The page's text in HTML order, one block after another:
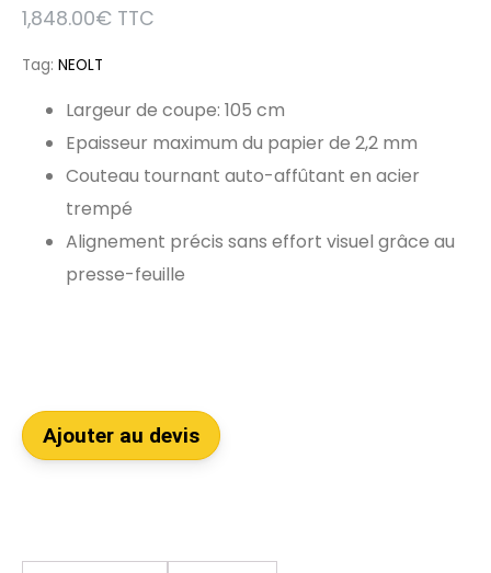
1,848.00€ TTC
Tag: NEOLT
Largeur de coupe: 105 cm
Epaisseur maximum du papier de 2,2 mm
Couteau tournant auto-affûtant en acier
trempé
Alignement précis sans effort visuel grâce au
presse-feuille
Ajouter au devis